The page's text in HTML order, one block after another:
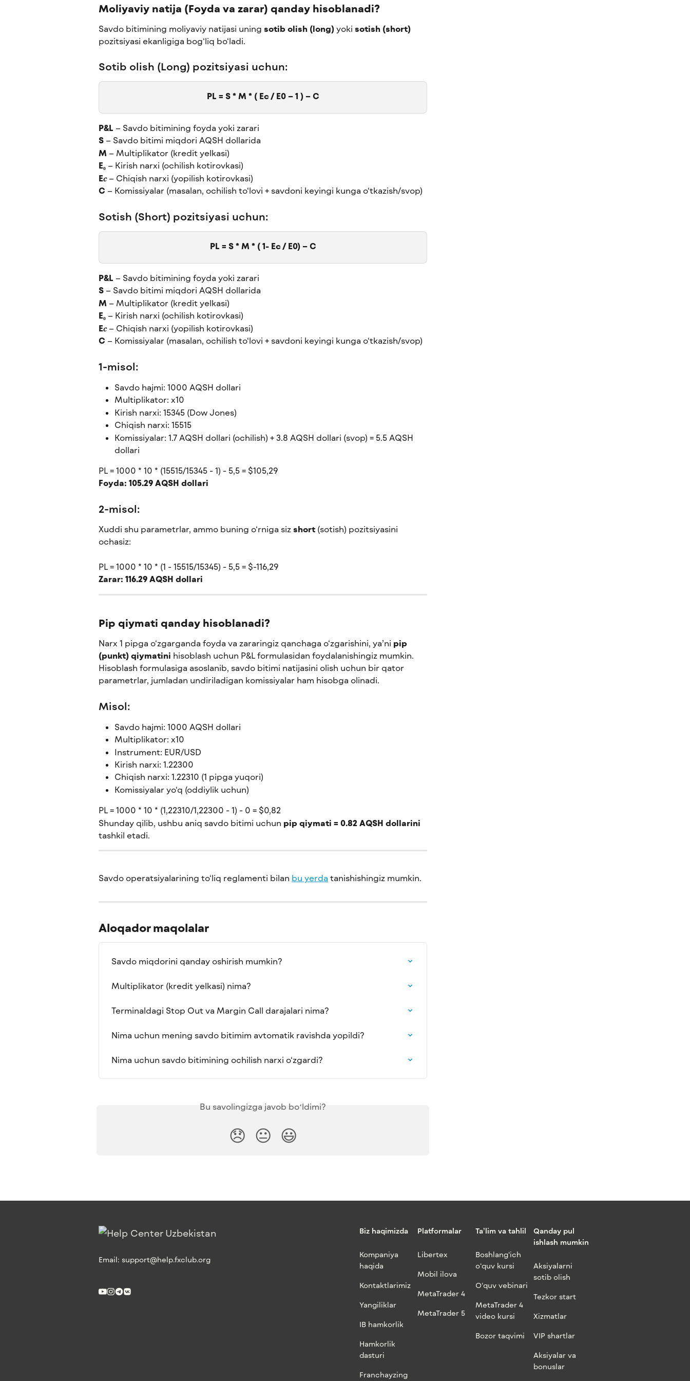
Moliyaviy natija (Foyda va zarar) qanday hisoblanadi?
Savdo bitimining moliyaviy natijasi uning sotib olish (long) yoki sotish (short)
pozitsiyasi ekanligiga bog‘liq bo‘ladi.
Sotib olish (Long) pozitsiyasi uchun:
PL = S * M * ( Ec / E0 – 1 ) – C
P&L – Savdo bitimining foyda yoki zarari
S – Savdo bitimi miqdori AQSH dollarida
M – Multiplikator (kredit yelkasi)
E₀ – Kirish narxi (ochilish kotirovkasi)
E𝑐 – Chiqish narxi (yopilish kotirovkasi)
C – Komissiyalar (masalan, ochilish to‘lovi + savdoni keyingi kunga o‘tkazish/svop)
Sotish (Short) pozitsiyasi uchun:
PL = S * M * ( 1- Ec / E0) – C
P&L – Savdo bitimining foyda yoki zarari
S – Savdo bitimi miqdori AQSH dollarida
M – Multiplikator (kredit yelkasi)
E₀ – Kirish narxi (ochilish kotirovkasi)
E𝑐 – Chiqish narxi (yopilish kotirovkasi)
C – Komissiyalar (masalan, ochilish to‘lovi + savdoni keyingi kunga o‘tkazish/svop)
1-misol:
Savdo hajmi: 1000 AQSH dollari
Multiplikator: x10
Kirish narxi: 15345 (Dow Jones)
Chiqish narxi: 15515
Komissiyalar: 1.7 AQSH dollari (ochilish) + 3.8 AQSH dollari (svop) = 5.5 AQSH
dollari
PL = 1000 * 10 * (15515/15345 - 1) - 5,5 = $105,29
Foyda: 105.29 AQSH dollari
2-misol:
Xuddi shu parametrlar, ammo buning o‘rniga siz short (sotish) pozitsiyasini
ochasiz:
PL = 1000 * 10 * (1 - 15515/15345) - 5,5 = $-116,29
Zarar: 116.29 AQSH dollari
Pip qiymati qanday hisoblanadi?
Narx 1 pipga o‘zgarganda foyda va zararingiz qanchaga o‘zgarishini, ya’ni pip
(punkt) qiymatini hisoblash uchun P&L formulasidan foydalanishingiz mumkin.
Hisoblash formulasiga asoslanib, savdo bitimi natijasini olish uchun bir qator
parametrlar, jumladan undiriladigan komissiyalar ham hisobga olinadi.
Misol:
Savdo hajmi: 1000 AQSH dollari
Multiplikator: x10
Instrument: EUR/USD
Kirish narxi: 1.22300
Chiqish narxi: 1.22310 (1 pipga yuqori)
Komissiyalar yo‘q (oddiylik uchun)
PL = 1000 * 10 * (1,22310/1,22300 - 1) - 0 = $0,82
Shunday qilib, ushbu aniq savdo bitimi uchun pip qiymati = 0.82 AQSH dollarini
tashkil etadi.
Savdo operatsiyalarining to‘liq reglamenti bilan bu yerda tanishishingiz mumkin.
Aloqador maqolalar
Savdo miqdorini qanday oshirish mumkin?
Multiplikator (kredit yelkasi) nima?
Terminaldagi Stop Out va Margin Call darajalari nima?
Nima uchun mening savdo bitimim avtomatik ravishda yopildi?
Nima uchun savdo bitimining ochilish narxi o‘zgardi?
Bu savolingizga javob boʻldimi?
😞 😐 😃
Email: support@help.fxclub.org
Biz haqimizda
Kompaniya
haqida
Kontaktlarimiz
Yangiliklar
IB hamkorlik
Hamkorlik
dasturi
Franchayzing
Platformalar
Libertex
Mobil ilova
MetaTrader 4
MetaTrader 5
Ta’lim va tahlil
Boshlang‘ich
o‘quv kursi
O‘quv vebinari
MetaTrader 4
video kursi
Bozor taqvimi
Qanday pul
ishlash mumkin
Aksiyalarni
sotib olish
Tezkor start
Xizmatlar
VIP shartlar
Aksiyalar va
bonuslar